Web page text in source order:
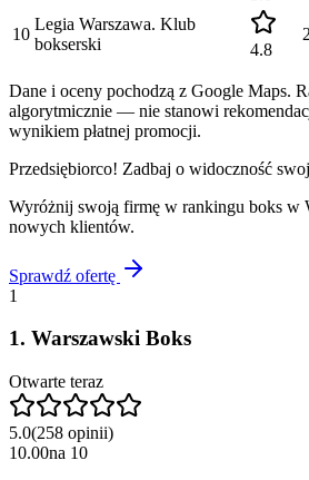
10
Legia Warszawa. Klub
bokserski
4.8
Dane i oceny pochodzą z Google Maps.
algorytmicznie — nie stanowi
wynikiem płatnej promocji.
Przedsiębiorco! Zadbaj o widoczność
Wyróżnij swoją firmę w rankingu boks w
nowych klientów.
Sprawdź ofertę
1
1. Warszawski Boks
Otwarte teraz
5.0(258 opinii)
10.00na 10